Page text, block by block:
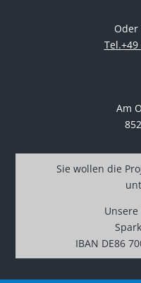
Oder
Tel.+49
Am
Sie wollen die
IBAN DE86